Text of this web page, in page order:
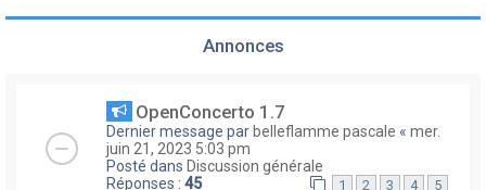
Annonces
OpenConcerto 1.7
Dernier message par belleflamme pascale « mer.
juin 21, 2023 5:03 pm
Posté dans Discussion générale
Réponses : 45 1 2 3 4 5